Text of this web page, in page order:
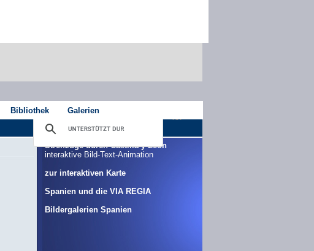
Bibliothek Galerien
Streifzüge durch Castilla y León
interaktive Bild-Text-Animation
zur interaktiven Karte
Spanien und die VIA REGIA
Bildergalerien Spanien